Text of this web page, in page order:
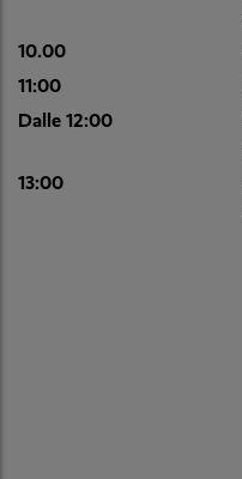
10.00
11:00
Dalle 12:00
13:00